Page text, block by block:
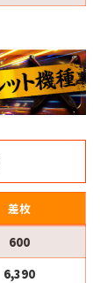
差枚
600
6,390